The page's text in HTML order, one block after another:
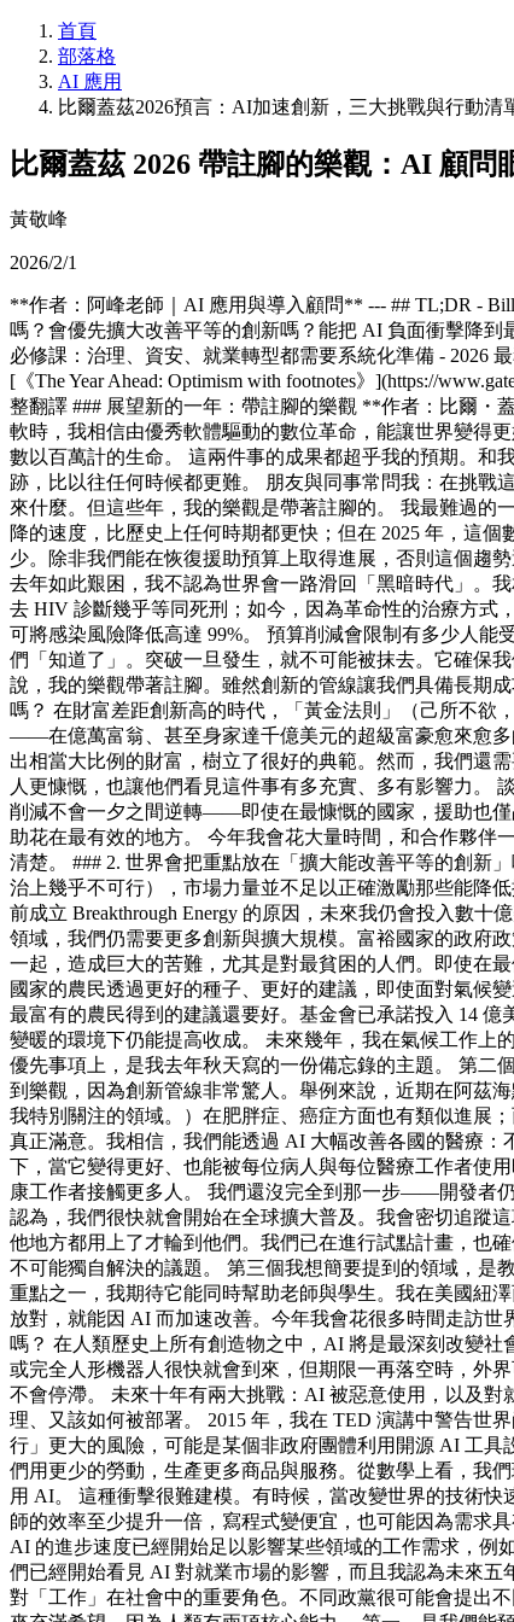
首頁
部落格
AI 應用
比爾蓋茲2026預言：AI加速創新，三大挑戰與行動清
比爾蓋茲 2026 帶註腳的樂觀：AI 顧
黃敬峰
2026/2/1
**作者：阿峰老師｜AI 應用與導入顧問** --- ## TL;DR -
嗎？會優先擴大改善平等的創新嗎？能把 AI 負面衝擊降
必修課：治理、資安、就業轉型都需要系統化準備 - 2026
[《The Year Ahead: Optimism with footnotes》](https://
整翻譯 ### 展望新的一年：帶註腳的樂觀 **作者：比爾・
軟時，我相信由優秀軟體驅動的數位革命，能讓世界變得
數以百萬計的生命。 這兩件事的成果都超乎我的預期。
跡，比以往任何時候都更難。 朋友與同事常問我：在挑戰
來什麼。但這些年，我的樂觀是帶著註腳的。 我最難過的
降的速度，比歷史上任何時期都更快；但在 2025 年，這
少。除非我們能在恢復援助預算上取得進展，否則這個趨
去年如此艱困，我不認為世界會一路滑回「黑暗時代」。
去 HIV 診斷幾乎等同死刑；如今，因為革命性的治療方式
可將感染風險降低高達 99%。 預算削減會限制有多少人
們「知道了」。突破一旦發生，就不可能被抹去。它確保
說，我的樂觀帶著註腳。雖然創新的管線讓我們具備長期
嗎？ 在財富差距創新高的時代，「黃金法則」（己所不欲
——在億萬富翁、甚至身家達千億美元的超級富豪愈來愈多
出相當大比例的財富，樹立了很好的典範。然而，我們還
人更慷慨，也讓他們看見這件事有多充實、多有影響力。
削減不會一夕之間逆轉——即使在最慷慨的國家，援助也僅
助花在最有效的地方。 今年我會花大量時間，和合作夥伴
清楚。 ### 2. 世界會把重點放在「擴大能改善平等的創新
治上幾乎不可行），市場力量並不足以正確激勵那些能降
前成立 Breakthrough Energy 的原因，未來我仍會投入數
領域，我們仍需要更多創新與擴大規模。富裕國家的政府
一起，造成巨大的苦難，尤其是對最貧困的人們。即使在
國家的農民透過更好的種子、更好的建議，即使面對氣
最富有的農民得到的建議還要好。基金會已承諾投入 14
變暖的環境下仍能提高收成。 未來幾年，我在氣候工作
優先事項上，是我去年秋天寫的一份備忘錄的主題。 第二
到樂觀，因為創新管線非常驚人。舉例來說，近期在阿茲
我特別關注的領域。）在肥胖症、癌症方面也有類似進展
真正滿意。我相信，我們能透過 AI 大幅改善各國的醫療
下，當它變得更好、也能被每位病人與每位醫療工作者使
康工作者接觸更多人。 我們還沒完全到那一步——開發者
認為，我們很快就會開始在全球擴大普及。我會密切追
他地方都用上了才輪到他們。我們已在進行試點計畫，也
不可能獨自解決的議題。 第三個我想簡要提到的領域，是
重點之一，我期待它能同時幫助老師與學生。我在美國紐
放對，就能因 AI 而加速改善。今年我會花很多時間走訪
嗎？ 在人類歷史上所有創造物之中，AI 將是最深刻改變
或完全人形機器人很快就會到來，但期限一再落空時，外
不會停滯。 未來十年有兩大挑戰：AI 被惡意使用，以及
理、又該如何被部署。 2015 年，我在 TED 演講中警告世
行」更大的風險，可能是某個非政府團體利用開源 AI 工
們用更少的勞動，生產更多商品與服務。從數學上看，我
用 AI。 這種衝擊很難建模。有時候，當改變世界的技術
師的效率至少提升一倍，寫程式變便宜，也可能因為需求
AI 的進步速度已經開始足以影響某些領域的工作需求，例
們已經開始看見 AI 對就業市場的影響，而且我認為未來
對「工作」在社會中的重要角色。不同政黨很可能會提